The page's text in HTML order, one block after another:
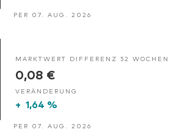
PER 07. AUG. 2026
MARKTWERT DIFFERENZ 52 WOCHEN
0,08 €
VERÄNDERUNG
+ 1,64 %
PER 07. AUG. 2026